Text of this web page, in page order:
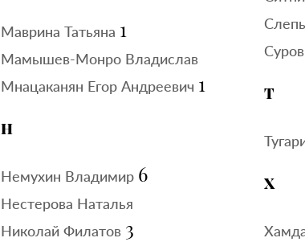
Маврина Татьяна 1
Мамышев-Монро Владислав
Мнацаканян Егор Андреевич 1
Н
Немухин Владимир 6
Нестерова Наталья
Николай Филатов 3
Т
Х